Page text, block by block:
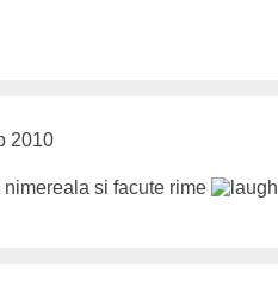
2010
si facute rime